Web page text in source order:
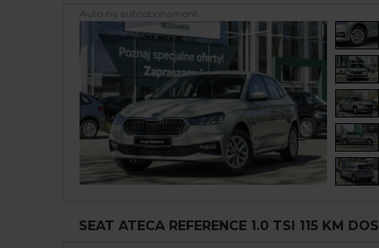
Auto na autoabonament
SEAT ATECA REFERENCE 1.0 TSI 115 KM